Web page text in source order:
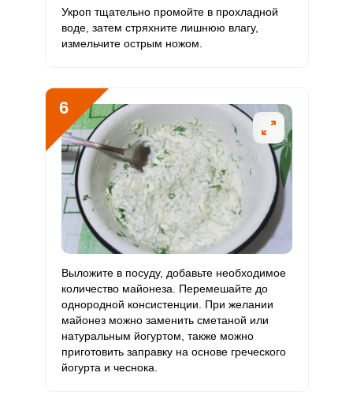
Молибден 21.1 мкг 70 мкг 3.6 5
Укроп тщательно промойте в прохладной
воде, затем стряхните лишнюю влагу,
измельчите острым ножом.
6
Выложите в посуду, добавьте необходимое
количество майонеза. Перемешайте до
однородной консистенции. При желании
майонез можно заменить сметаной или
натуральным йогуртом, также можно
приготовить заправку на основе греческого
йогурта и чеснока.
или
Запомнить меня
ВХОД
ЕЩЕ НЕ ЗАРЕГИСТРИРОВАННЫ?
Забыли пароль?
Готовить рулет из лаваша с консервой горбуши легко!
Консервным ножом откройте банку консервированной
горбуши. Выложите ее в посуду и тщательно разомните
вилкой до состояния однородной консистенции.
Отправляя эту форму, вы соглашаетесь с Правилами сайта
Политикой конфиденциальности ,Политикой обработки
персональных данныхиПользовательским соглашением
ОТПРАВИТЬ СООБЩЕНИЕ